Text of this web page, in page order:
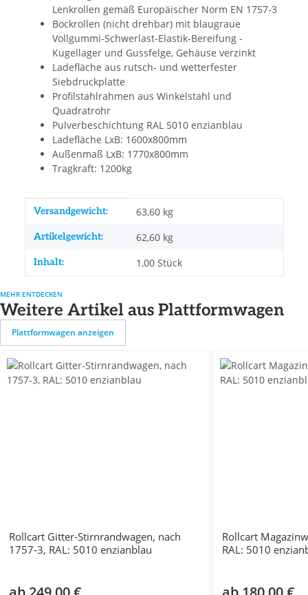
Lenkrollen gemäß Europäischer Norm EN 1757-3
Bockrollen (nicht drehbar) mit blaugraue
Vollgummi-Schwerlast-Elastik-Bereifung -
Kugellager und Gussfelge, Gehäuse verzinkt
Ladefläche aus rutsch- und wetterfester
Siebdruckplatte
Profilstahlrahmen aus Winkelstahl und
Quadratrohr
Pulverbeschichtung RAL 5010 enzianblau
Ladefläche LxB: 1600x800mm
Außenmaß LxB: 1770x800mm
Tragkraft: 1200kg
Produkteigenschaft
Wert
Versandgewicht: 63,60 kg
Artikelgewicht: 62,60 kg
Inhalt: 1,00 Stück
MEHR ENTDECKEN
Weitere Artikel aus Plattformwagen
Plattformwagen anzeigen
Rollcart Gitter-Stirnrandwagen, nach
1757-3, RAL: 5010 enzianblau
Rollcart
RAL: 5010